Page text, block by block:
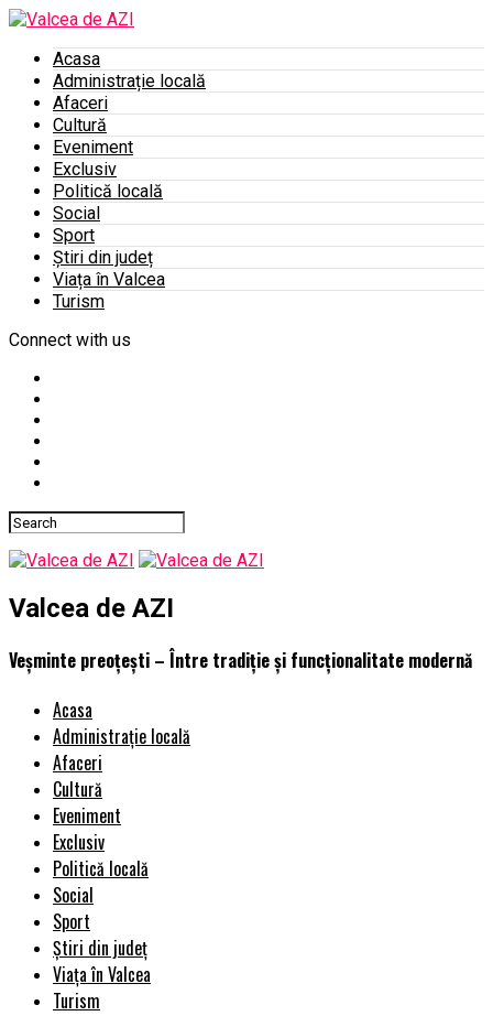
Acasa
Administrație locală
Afaceri
Cultură
Eveniment
Exclusiv
Politică locală
Social
Sport
Știri din județ
Viața în Valcea
Turism
Connect with us
Valcea de AZI
Veșminte preoțești – Între tradiție și funcționalitate modernă
Acasa
Administrație locală
Afaceri
Cultură
Eveniment
Exclusiv
Politică locală
Social
Sport
Știri din județ
Viața în Valcea
Turism